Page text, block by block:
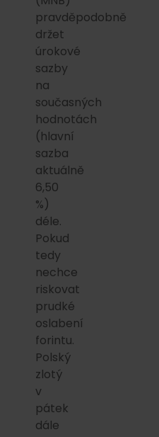
pravděpodobně
držet
úrokové
sazby
na
současných
hodnotách
(hlavní
sazba
aktuálně
6,50
%)
déle.
Pokud
tedy
nechce
riskovat
prudké
oslabení
forintu.
Polský
zlotý
v
pátek
dále